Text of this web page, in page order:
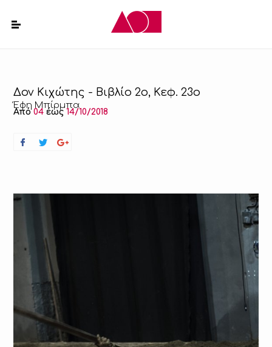
Δον Κιχώτης - Βιβλίο 2ο, Κεφ. 23ο
Έφη Μπίρμπα
Από04 έως14/10/2018